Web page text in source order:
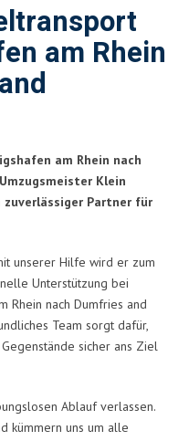
am Rhein
am Rhein nach
Klein
zuverlässiger Partner für
unserer Hilfe wird er zum
Unterstützung bei
Rhein nach Dumfries and
Team sorgt dafür,
sicher ans Ziel
Ablauf verlassen.
kümmern uns um alle